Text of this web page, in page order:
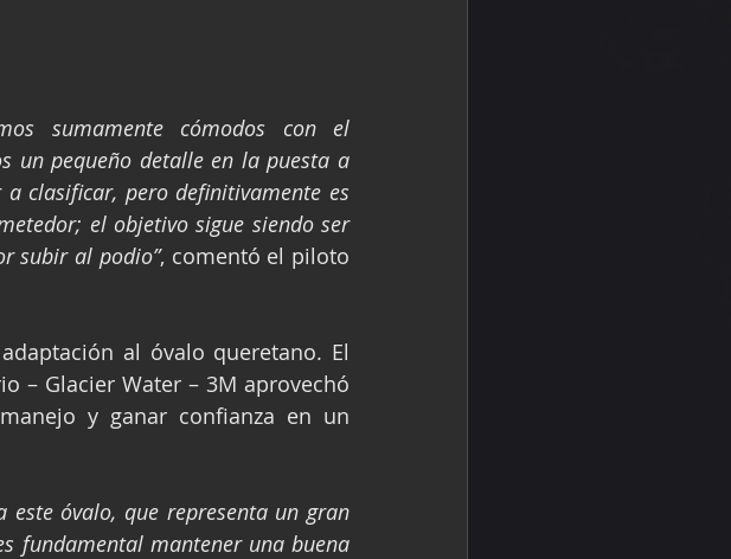
sumamente cómodos con el
un pequeño detalle en la puesta a
clasificar, pero definitivamente es
el objetivo sigue siendo ser
subir al podio”, comentó el piloto
al óvalo queretano. El
– Glacier Water – 3M aprovechó
y ganar confianza en un
este óvalo, que representa un gran
fundamental mantener una buena